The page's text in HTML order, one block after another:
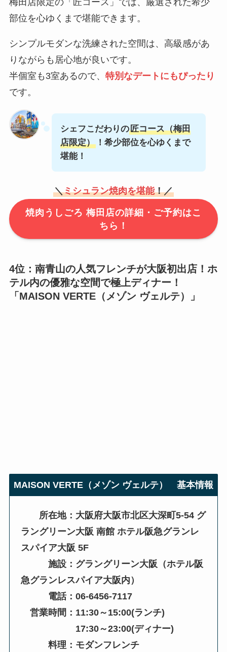
梅田店限定の「匠コース」では、厳選された希少
部位を心ゆくまで堪能できます。
シンプルモダンな洗練された空間は、高級感があ
りながらも居心地が良いです。
半個室も3室あるので、 特別なデートにもぴったり
です。
シェフこだわりの匠コース（梅田
店限定）！希少部位を心ゆくまで
堪能！
＼ミシュラン焼肉を堪能！／
焼肉うしごろ 梅田店の詳細・ご予約はこ
ちら！
4位：南青山の人気フレンチが大阪初出店！ホ
テル内の優雅な空間で極上ディナー！
「 MAISON VERTE（メゾン ヴェルテ） 」
MAISON VERTE（メゾン ヴェルテ） 基本情報
所在地：大阪府大阪市北区大深町5-54 グ
ラングリーン大阪 南館 ホテル阪急グランレ
スパイア大阪 5F
施設：グラングリーン大阪（ホテル阪
急グランレスパイア大阪内）
電話：06-6456-7117
営業時間：11:30～15:00(ランチ)
17:30～23:00(ディナー)
料理：モダンフレンチ